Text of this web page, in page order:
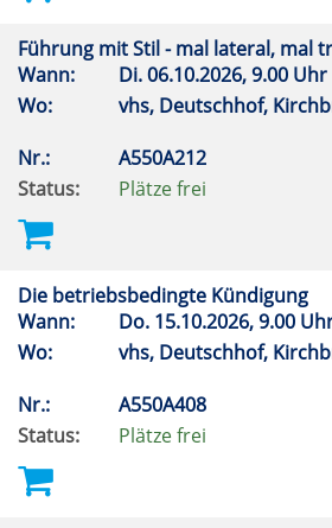
Führung mit Stil - mal lateral, mal
Wann:
Di.06.10.2026, 9.00 Uhr
Wo:
vhs, Deutschhof,
Nr.:
A550A212
Status:
Plätze frei
Die betriebsbedingte Kündigung
Wann:
Do. 15.10.2026, 9.00
Wo:
vhs, Deutschhof,
Nr.:
A550A408
Status:
Plätze frei